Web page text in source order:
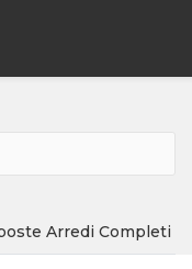
Arredi Completi